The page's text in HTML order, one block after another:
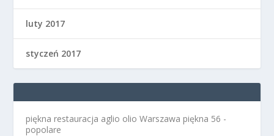
luty 2017
styczeń 2017
piękna restauracja aglio olio Warszawa piękna 56 -
popolare